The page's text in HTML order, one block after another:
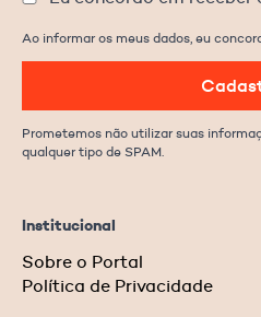
Institucional
Sobre o Portal
Política de Privacidade
Ao informar os meus dados, eu
Prometemos não utilizar suas
qualquer tipo de SPAM.